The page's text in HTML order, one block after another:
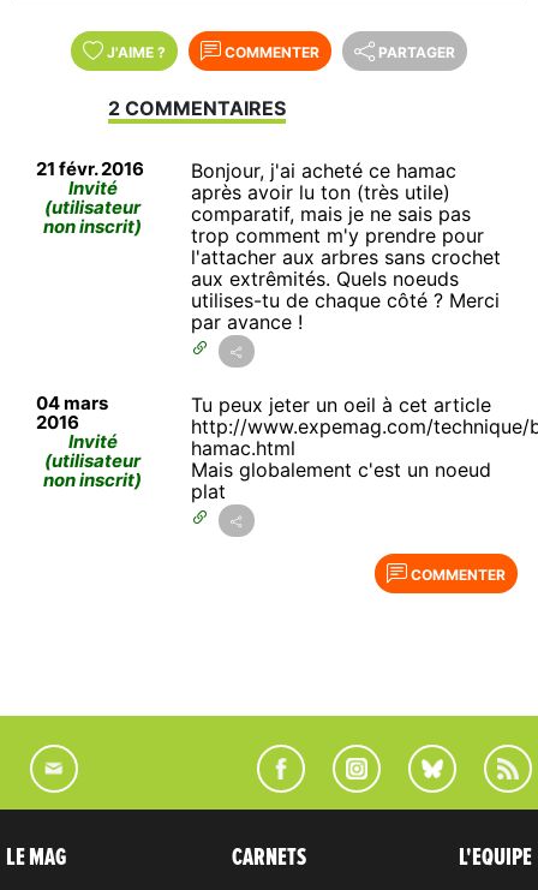
J'AIME ? COMMENTER PARTAGER
2 COMMENTAIRES
21 févr. 2016
Invité
(utilisateur
non inscrit)
Bonjour, j'ai acheté ce hamac
après avoir lu ton (très utile)
comparatif, mais je ne sais pas
trop comment m'y prendre pour
l'attacher aux arbres sans crochet
aux extrêmités. Quels noeuds
utilises-tu de chaque côté ? Merci
par avance !
04 mars
2016
Invité
(utilisateur
non inscrit)
Tu peux jeter un oeil à cet article
http://www.expemag.com/technique/
hamac.html
Mais globalement c'est un noeud
plat
COMMENTER
LE MAG CARNETS L'EQUIPE